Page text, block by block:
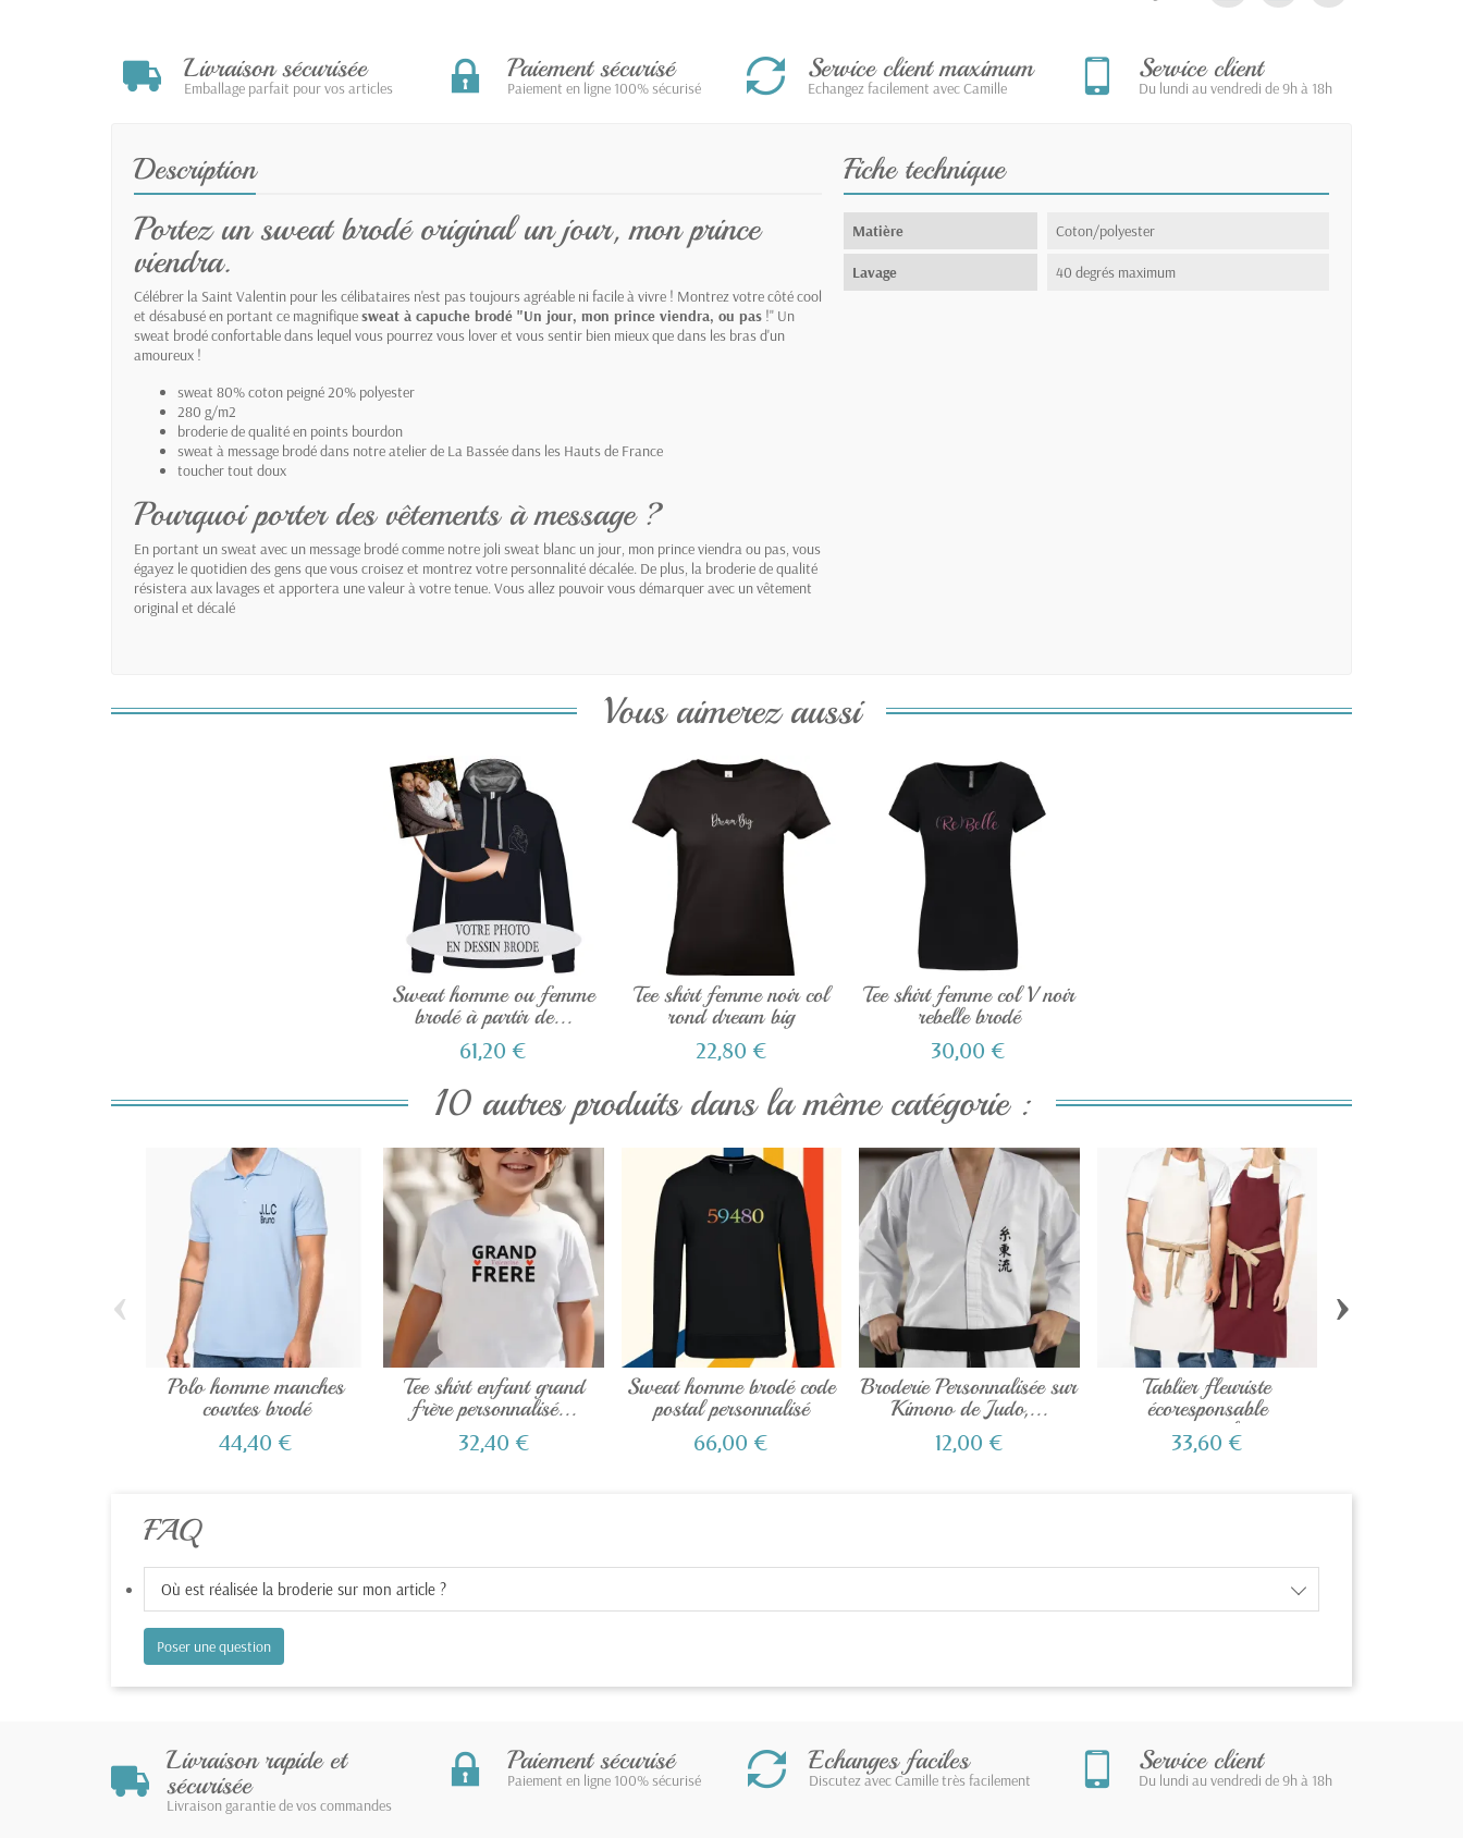
Livraison sécurisée
Emballage parfait pour vos articles
Paiement sécurisé
Paiement en ligne 100% sécurisé
Service client maximum
Echangez facilement avec Camille
Service client
Du lundi au vendredi de 9h à 18h
Description
Portez un sweat brodé original un jour, mon prince
viendra.
Célébrer la Saint Valentin pour les célibataires n'est pas toujours agréable ni facile à vivre ! Montrez votre côté cool
et désabusé en portant ce magnifiquesweat à capuche brodé "Un jour, mon prince viendra, ou pas !" Un
sweat brodé confortable dans lequel vous pourrez vous lover et vous sentir bien mieux que dans les bras d'un
amoureux !
sweat 80% coton peigné 20% polyester
280 g/m2
broderie de qualité en points bourdon
sweat à message brodé dans notre atelier de La Bassée dans les Hauts de France
toucher tout doux
Pourquoi porter des vêtements à message ?
En portant un sweat avec un message brodé comme notre joli sweat blanc un jour, mon prince viendra ou pas, vous
égayez le quotidien des gens que vous croisez et montrez votre personnalité décalée. De plus, la broderie de qualité
résistera aux lavages et apportera une valeur à votre tenue. Vous allez pouvoir vous démarquer avec un vêtement
original et décalé
Fiche technique
Matière Coton/polyester
Lavage 40 degrés maximum
Vous aimerez aussi
Sweat homme ou femme
brodé à partir de...
61,20 €
Tee shirt femme noir col
rond dream big
22,80 €
Tee shirt femme col V noir
rebelle brodé
30,00 €
10 autres produits dans la même catégorie :
Polo homme manches
courtes brodé
44,40 €
Tee shirt enfant grand
frère personnalisé...
32,40 €
Sweat homme brodé code
postal personnalisé
66,00 €
Broderie Personnalisée sur
Kimono de Judo,...
12,00 €
Tablier fleuriste
écoresponsable
personnalisé
33,60 €
‹ ›
FAQ
Où est réalisée la broderie sur mon article ?
Poser une question
Livraison rapide et
sécurisée
Livraison garantie de vos commandes
Paiement sécurisé
Paiement en ligne 100% sécurisé
Echanges faciles
Discutez avec Camille très facilement
Service client
Du lundi au vendredi de 9h à 18h